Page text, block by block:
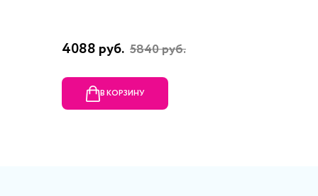
4088 руб. 5840 руб.
В КОРЗИНУ